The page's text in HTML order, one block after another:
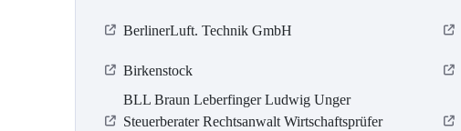
BerlinerLuft. Technik GmbH
Birkenstock
BLL Braun Leberfinger Ludwig Unger
Steuerberater Rechtsanwalt Wirtschaftsprüfer